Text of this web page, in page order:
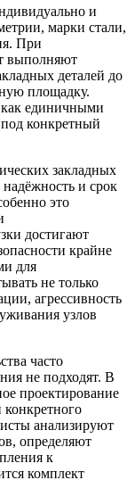
и
марки стали,
При
выполняют
деталей до
площадку.
как единичными
конкретный
закладных
и срок
это
достигают
крайне
для
не только
агрессивность
узлов
часто
не подходят. В
проектирование
конкретного
анализируют
определяют
к
комплект